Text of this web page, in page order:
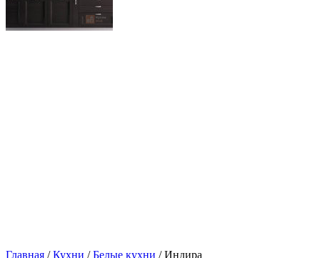
Главная /Кухни /Белые кухни / Индира